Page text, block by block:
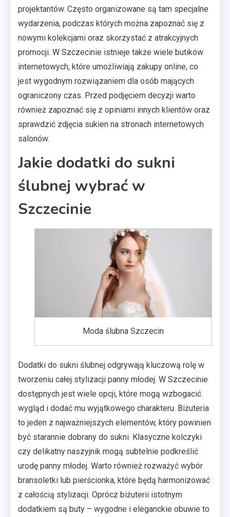
projektantów. Często organizowane są tam specjalne
wydarzenia, podczas których można zapoznać się z
nowymi kolekcjami oraz skorzystać z atrakcyjnych
promocji. W Szczecinie istnieje także wiele butików
internetowych, które umożliwiają zakupy online, co
jest wygodnym rozwiązaniem dla osób mających
ograniczony czas. Przed podjęciem decyzji warto
również zapoznać się z opiniami innych klientów oraz
sprawdzić zdjęcia sukien na stronach internetowych
salonów.
Jakie dodatki do sukni
ślubnej wybrać w
Szczecinie
Moda ślubna Szczecin
Dodatki do sukni ślubnej odgrywają kluczową rolę w
tworzeniu całej stylizacji panny młodej. W Szczecinie
dostępnych jest wiele opcji, które mogą wzbogacić
wygląd i dodać mu wyjątkowego charakteru. Biżuteria
to jeden z najważniejszych elementów, który powinien
być starannie dobrany do sukni. Klasyczne kolczyki
czy delikatny naszyjnik mogą subtelnie podkreślić
urodę panny młodej. Warto również rozważyć wybór
bransoletki lub pierścionka, które będą harmonizować
z całością stylizacji. Oprócz biżuterii istotnym
dodatkiem są buty – wygodne i eleganckie obuwie to